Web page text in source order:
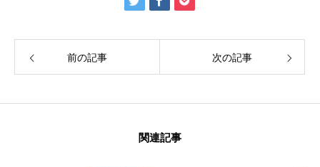
前の記事 次の記事
関連記事